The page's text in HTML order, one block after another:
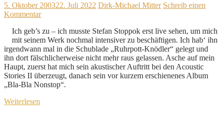
5. Oktober 200322. Juli 2022 Dirk-Michael Mitter Schreib einen
Kommentar
Ich geb’s zu – ich musste Stefan Stoppok erst live sehen, um mich
mit seinem Werk nochmal intensiver zu beschäftigen. Ich hab‘ ihn
irgendwann mal in die Schublade „Ruhrpott-Knödler“ gelegt und
ihn dort fälschlicherweise nicht mehr raus gelassen. Asche auf mein
Haupt, zuerst hat mich sein akustischer Auftritt bei den Acoustic
Stories II überzeugt, danach sein vor kurzem erschienenes Album
„Bla-Bla Nonstop“.
Weiterlesen